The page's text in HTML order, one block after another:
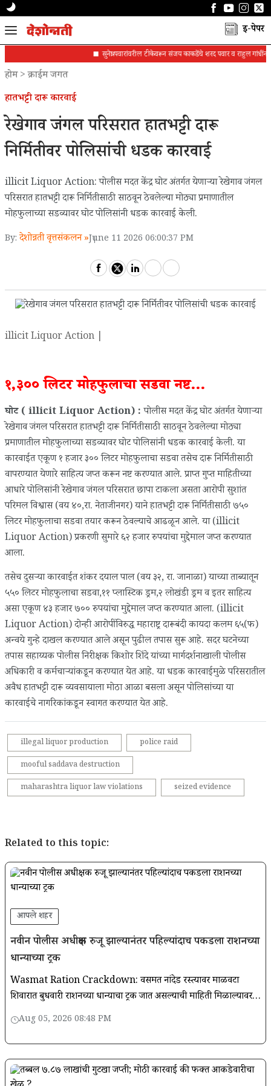
ई-पेपर
सुनेत्रा पवारांवरील टीकेवरून संजय काकडेंचे शरद पवार व राहुल गांधींना पत्र
होम>क्राईम जगत
हातभट्टी दारू कारवाई
रेखेगाव जंगल परिसरात हातभट्टी दारू
निर्मितीवर पोलिसांची धडक कारवाई
illicit Liquor Action: पोलीस मदत केंद्र घोट अंतर्गत येणाऱ्या रेखेगाव जंगल
परिसरात हातभट्टी दारू निर्मितीसाठी साठवून ठेवलेल्या मोठ्या प्रमाणातील
मोहफुलाच्या सडव्यावर घोट पोलिसांनी धडक कारवाई केली.
By: देशोन्नती वृत्तसंकलन »June 11 2026 06:00:37 PM
illicit Liquor Action |
१,३०० लिटर मोहफुलाचा सडवा नष्ट...
घोट ( illicit Liquor Action) :पोलीस मदत केंद्र घोट अंतर्गत येणाऱ्या
रेखेगाव जंगल परिसरात हातभट्टी दारू निर्मितीसाठी साठवून ठेवलेल्या मोठ्या
प्रमाणातील मोहफुलाच्या सडव्यावर घोट पोलिसांनी धडक कारवाई केली. या
कारवाईत एकूण १ हजार ३०० लिटर मोहफुलाचा सडवा तसेच दारू निर्मितीसाठी
वापरण्यात येणारे साहित्य जप्त करून नष्ट करण्यात आले. प्राप्त गुप्त माहितीच्या
आधारे पोलिसांनी रेखेगाव जंगल परिसरात छापा टाकला असता आरोपी सुशांत
परिमल विश्वास (वय ४०,रा. नेताजीनगर) याने हातभट्टी दारू निर्मितीसाठी ७५०
लिटर मोहफुलाचा सडवा तयार करून ठेवल्याचे आढळून आले. या (illicit
Liquor Action) प्रकरणी सुमारे ६२ हजार रुपयांचा मुद्देमाल जप्त करण्यात
आला.
तसेच दुसऱ्या कारवाईत शंकर दयाल पाल (वय ३२, रा. जानाळा) याच्या ताब्यातून
५५० लिटर मोहफुलाचा सडवा,११ प्लास्टिक ड्रम,२ लोखंडी ड्रम व इतर साहित्य
असा एकूण ४३ हजार ७०० रुपयांचा मुद्देमाल जप्त करण्यात आला. (illicit
Liquor Action) दोन्ही आरोपींविरुद्ध महाराष्ट्र दारूबंदी कायदा कलम ६५(फ)
अन्वये गुन्हे दाखल करण्यात आले असून पुढील तपास सुरू आहे. सदर घटनेच्या
तपास सहाय्यक पोलीस निरीक्षक किशोर शिंदे यांच्या मार्गदर्शनाखाली पोलीस
अधिकारी व कर्मचाऱ्यांकडून करण्यात येत आहे. या धडक कारवाईमुळे परिसरातील
अवैध हातभट्टी दारू व्यवसायाला मोठा आळा बसला असून पोलिसांच्या या
कारवाईचे नागरिकांकडून स्वागत करण्यात येत आहे.
illegal liquor production
police raid
mooful saddava destruction
maharashtra liquor law violations
seized evidence
Related to this topic:
आपले शहर
नवीन पोलीस अधीक्षक रुजू झाल्यानंतर पहिल्यांदाच पकडला राशनच्या
धान्याच्या ट्रक
Wasmat Ration Crackdown: वसमत नांदेड रस्त्यावर माळवटा
शिवारात बुधवारी राशनच्या धान्याचा ट्रक जात असल्याची माहिती मिळाल्यावर
स्थानिक गुन्हे अन्वेषण शाखेचे पथक व वसमत ग्रामीण पोलिसांच्या मदतीने
कारवाई
Aug 05, 2026 08:48 PM